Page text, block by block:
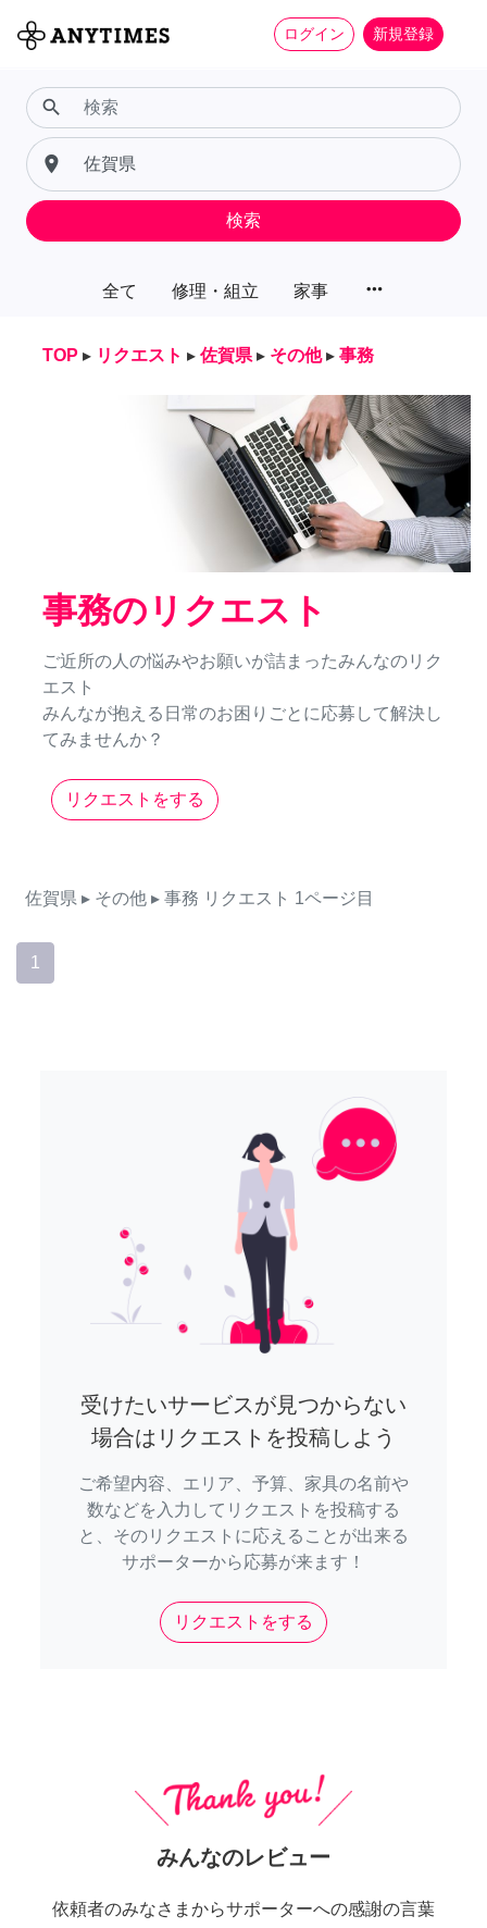
ログイン 新規登録
全て 修理・組立 家事 more_horiz
search
place
検索
TOP ▸ リクエスト ▸ 佐賀県 ▸ その他 ▸ 事務
事務のリクエスト
ご近所の人の悩みやお願いが詰まったみんなのリク
エスト
みんなが抱える日常のお困りごとに応募して解決し
てみませんか？
リクエストをする
佐賀県 ▸ その他 ▸ 事務 リクエスト 1ページ目
1
受けたいサービスが見つからない
場合はリクエストを投稿しよう
ご希望内容、エリア、予算、家具の名前や
数などを入力してリクエストを投稿する
と、そのリクエストに応えることが出来る
サポーターから応募が来ます！
リクエストをする
みんなのレビュー
依頼者のみなさまからサポーターへの感謝の言葉